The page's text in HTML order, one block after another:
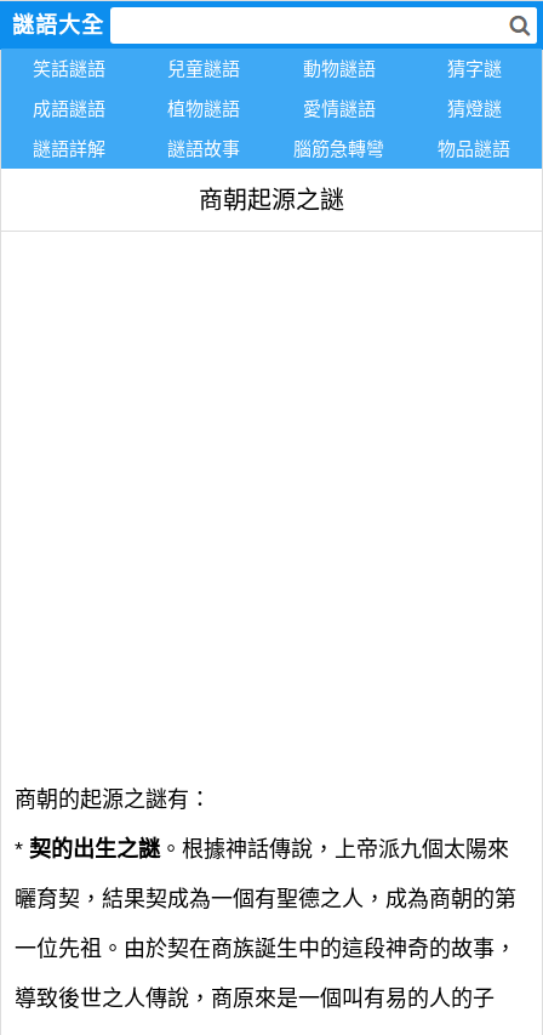
謎語大全
笑話謎語 兒童謎語 動物謎語
猜字謎
成語謎語
植物謎語 愛情謎語
猜燈謎
謎語詳解
謎語故事 腦筋急轉彎 物品謎語
商朝起源之謎
商朝的起源之謎有：
* 契的出生之謎。根據神話傳說，上帝派九個太陽來
曬育契，結果契成為一個有聖德之人，成為商朝的第
一位先祖。由於契在商族誕生中的這段神奇的故事，
導致後世之人傳說，商原來是一個叫有易的人的子